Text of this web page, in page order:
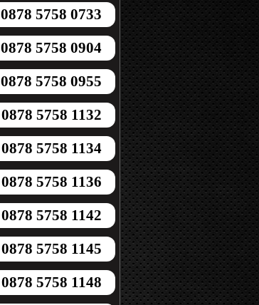
0878 5758 0733
0878 5758 0904
0878 5758 0955
0878 5758 1132
0878 5758 1134
0878 5758 1136
0878 5758 1142
0878 5758 1145
0878 5758 1148